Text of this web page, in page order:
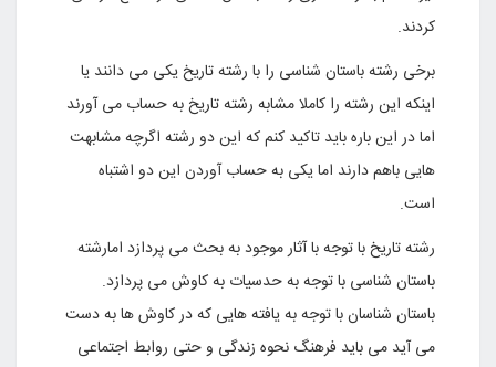
کردند.
برخی رشته باستان شناسی را با رشته تاریخ یکی می دانند یا
اینکه این رشته را کاملا مشابه رشته تاریخ به حساب می آورند
اما در این باره باید تاکید کنم که این دو رشته اگرچه مشابهت
هایی باهم دارند اما یکی به حساب آوردن این دو اشتباه
است.
رشته تاریخ با توجه با آثار موجود به بحث می پردازد امارشته
باستان شناسی با توجه به حدسیات به کاوش می پردازد.
باستان شناسان با توجه به یافته هایی که در کاوش ها به دست
می آید می باید فرهنگ نحوه زندگی و حتی روابط اجتماعی